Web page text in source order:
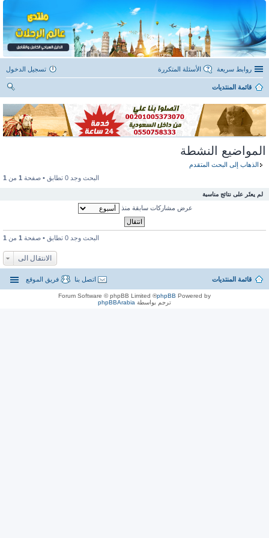
روابط سريعة الأسئلة المتكررة تسجيل الدخول
قائمة المنتديات
ث
المواضيع النشطة
الذهاب إلى البحث المتقدم
البحث وجد 0 تطابق • صفحة
1 من 1
لم يعثَر على نتائج مناسبة
عرض مشاركات سابقة منذ
البحث وجد 0 تطابق • صفحة 1 من 1
الانتقال الى
قائمة المنتديات فريق الموقع اتصل بنا
Powered by
phpBB
® Forum Software © phpBB Limited
ترجم بواسطة phpBBArabia